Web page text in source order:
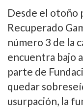
Desde el otoño
Recuperado
número 3 de la
encuentra bajo
parte de
quedar
usurpación, la